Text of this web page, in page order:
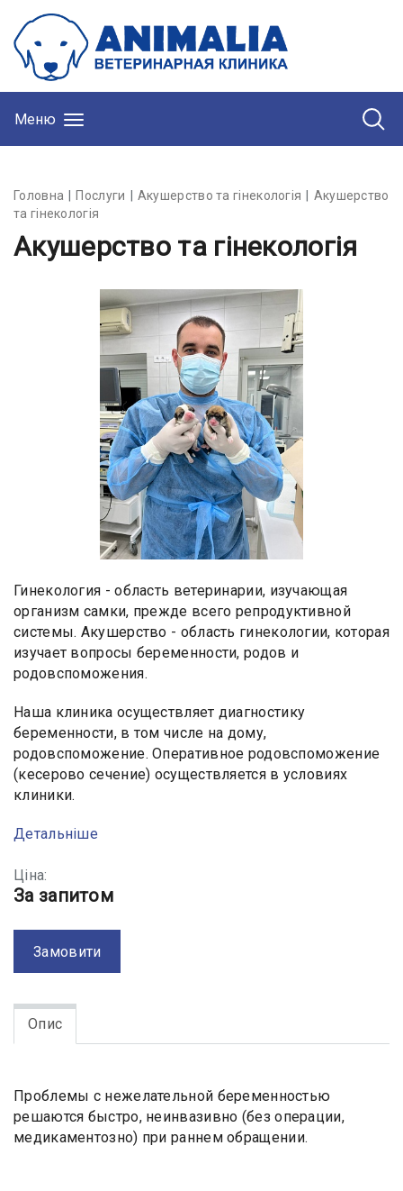
Меню
Головна Послуги Акушерство та гінекологія
Акушерство
та гінекологія
Акушерство та гінекологія
Гинекология - область ветеринарии, изучающая
организм самки, прежде всего репродуктивной
системы. Акушерство - область гинекологии, которая
изучает вопросы беременности, родов и
родовспоможения.
Наша клиника осуществляет диагностику
беременности, в том числе на дому,
родовспоможение. Оперативное родовспоможение
(кесерово сечение) осуществляется в условиях
клиники.
Детальніше
Ціна:
За запитом
Замовити
Опис
Проблемы с нежелательной беременностью
решаются быстро, неинвазивно (без операции,
медикаментозно) при раннем обращении.